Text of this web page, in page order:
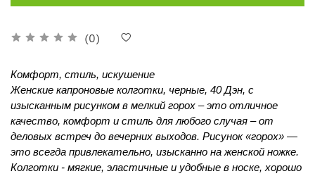
(0)
Комфорт, стиль, искушение
Женские капроновые колготки, черные, 40 Дэн, с
изысканным рисунком в мелкий горох – это отличное
качество, комфорт и стиль для любого случая – от
деловых встреч до вечерних выходов. Рисунок «горох» —
это всегда привлекательно, изысканно на женской ножке.
Колготки - мягкие, эластичные и удобные в носке, хорошо